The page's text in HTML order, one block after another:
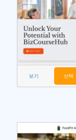
보기 선택